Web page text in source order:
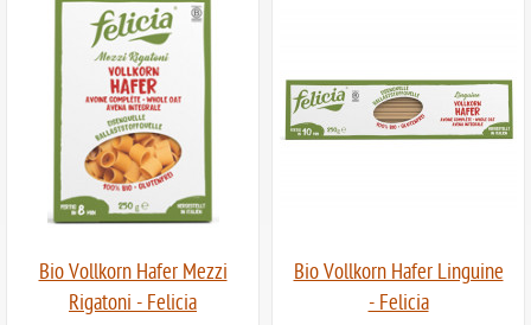
Bio Vollkorn Hafer Mezzi
Rigatoni - Felicia
Bio Vollkorn Hafer Linguine
- Felicia